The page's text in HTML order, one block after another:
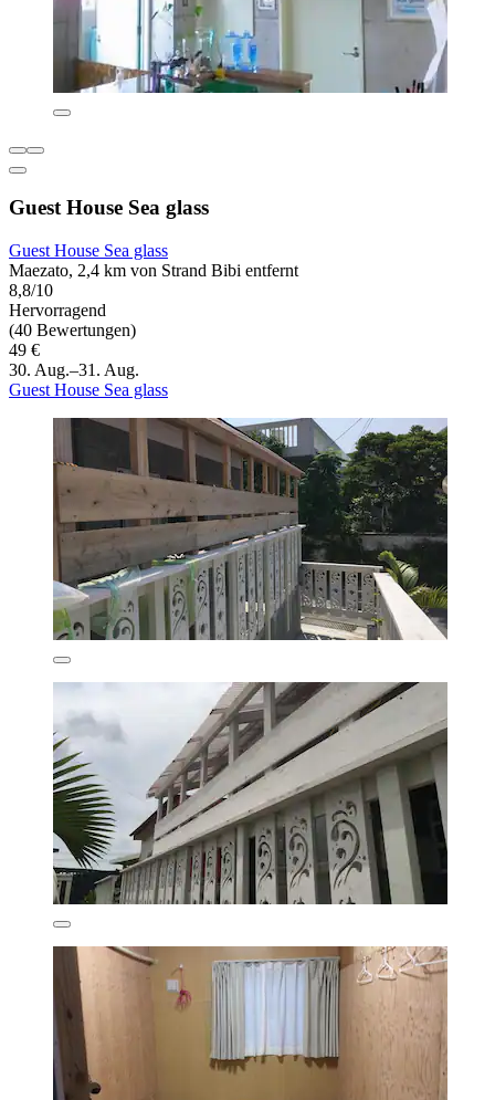
Guest House Sea glass
Guest House Sea glass
Maezato, 2,4 km von Strand Bibi entfernt
8,8/10
Hervorragend
(40 Bewertungen)
49 €
30. Aug.–31. Aug.
Guest House Sea glass